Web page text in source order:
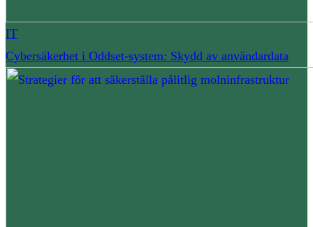
IT
Cybersäkerhet i Oddset-system: Skydd av användardata